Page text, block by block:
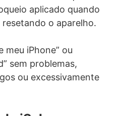
aplicado quando
o aparelho.
meu iPhone” ou
sem problemas,
ou excessivamente